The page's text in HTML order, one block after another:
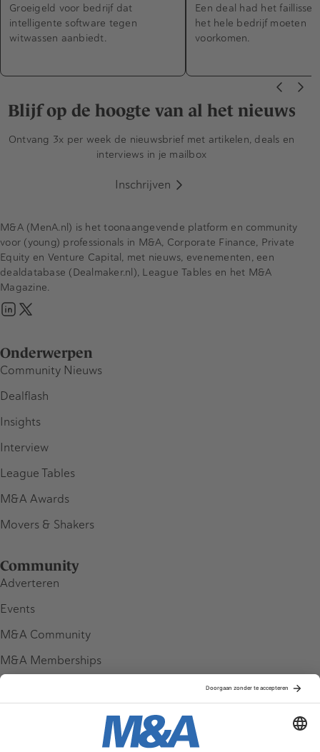
Groeigeld voor bedrijf dat
intelligente software tegen
witwassen aanbiedt.
Een deal had het
het hele bedrijf moeten
voorkomen.
Blijf op de hoogte van al het nieuws
Ontvang 3x per week de nieuwsbrief met artikelen, deals en
interviews in je mailbox
Inschrijven
Onderwerpen
Community Nieuws
Dealflash
Insights
Interview
League Tables
M&A Awards
Movers & Shakers
Community
Adverteren
Events
M&A Community
M&A Memberships
M&A (MenA.nl) is het toonaangevende platform en community
voor (young) professionals in M&A, Corporate Finance, Private
Equity en Venture Capital, met nieuws, evenementen, een
dealdatabase (Dealmaker.nl), League Tables en het M&A
Magazine.